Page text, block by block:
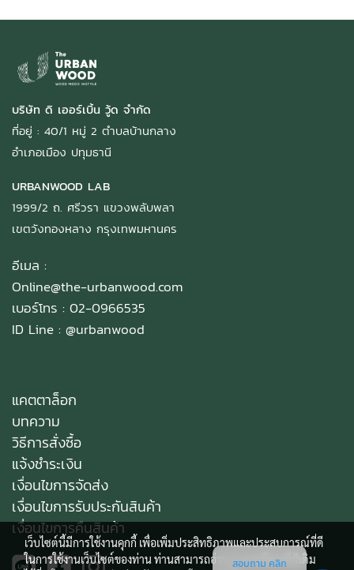
บริษัท ดิ เออร์เบิ้น วู้ด จำกัด
ที่อยู่ : 40/1 หมู่ 2 ตำบลบ้านกลาง
อำเภอเมือง ปทุมธานี
URBANWOOD LAB
1999/2 ถ. ศรีวรา แขวงพลับพลา
เขตวังทองหลาง กรุงเทพมหานคร
อีเมล :
Online@the-urbanwood.com
เบอร์โทร : 02-0966535
ID Line : @urbanwood
แคตตาล็อก
บทความ
วิธีการสั่งซื้อ
แจ้งชำระเงิน
เงื่อนไขการจัดส่ง
เงื่อนไขการรับประกันสินค้า
เงื่อนไขการคืนสินค้า
เว็บไซต์นี้มีการใช้งานคุกกี้ เพื่อเพิ่มประสิทธิภาพและประสบการณ์ที่ดี
ในการใช้งานเว็บไซต์ของท่าน ท่านสามารถอ่านรายละเอียดเพิ่มเติม
สอบถาม คลิก